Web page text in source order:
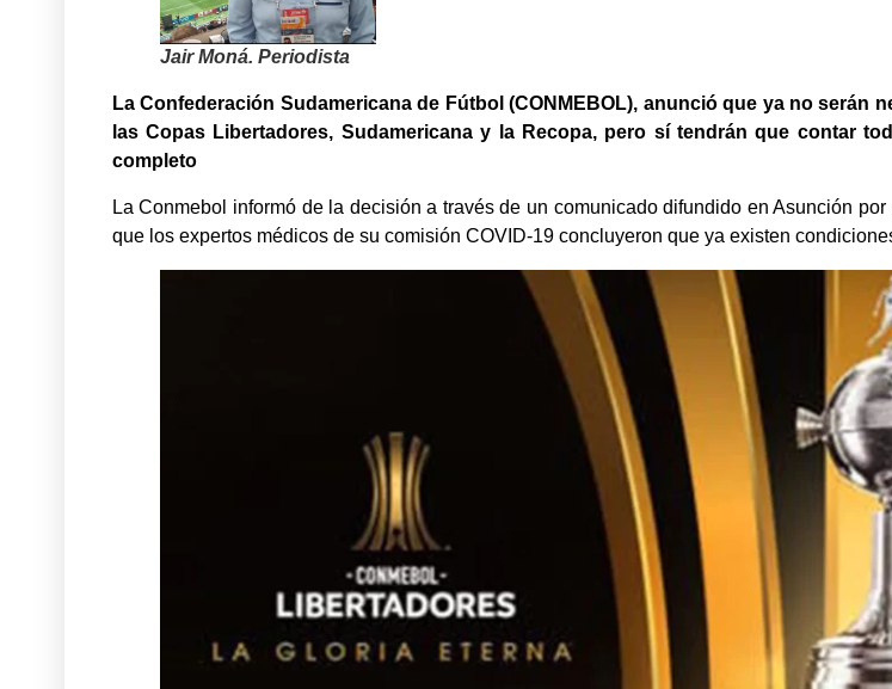
Jair Moná. Periodista
La Confederación Sudamericana de Fútbol (CONMEBOL), anunció que ya no serán
las Copas Libertadores, Sudamericana y la Recopa, pero sí tendrán que contar
completo
La Conmebol informó de la decisión a través de un comunicado difundido en Asunción
que los expertos médicos de su comisión COVID-19 concluyeron que ya existen